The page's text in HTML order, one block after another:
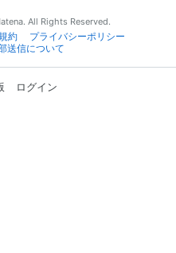
All Rights Reserved.
約
プライバシーポリシー
送信について
ログイン